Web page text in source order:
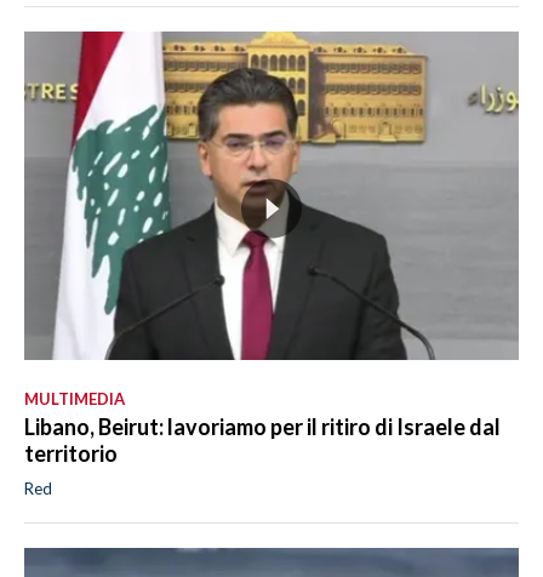
MULTIMEDIA
Libano, Beirut: lavoriamo per il ritiro di Israele dal
territorio
Red